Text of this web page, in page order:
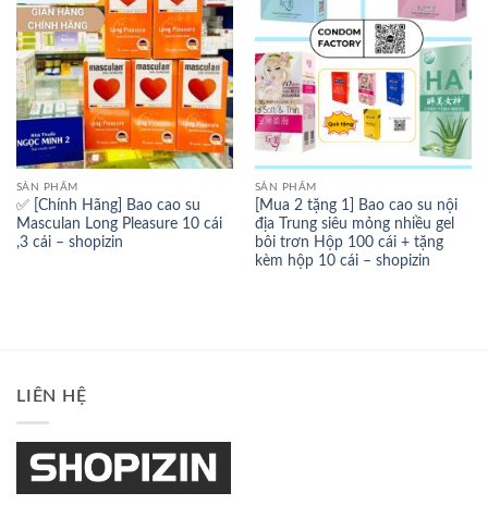
SẢN PHẨM
✅ [Chính Hãng] Bao cao su
Masculan Long Pleasure 10 cái
,3 cái – shopizin
SẢN PHẨM
[Mua 2 tặng 1] Bao cao su nội
địa Trung siêu mỏng nhiều gel
bôi trơn Hộp 100 cái + tặng
kèm hộp 10 cái – shopizin
LIÊN HỆ